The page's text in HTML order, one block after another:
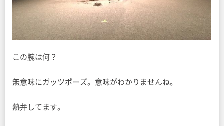
この腕は何？
無意味にガッツポーズ。意味がわかりませんね。
熱弁してます。